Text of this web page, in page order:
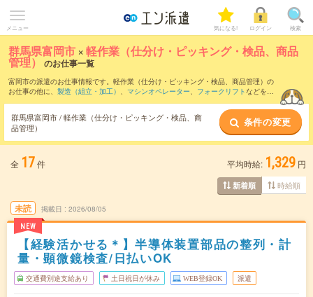
メニュー 気になる! ログイン 検索
群馬県富岡市 ×軽作業（仕分け・ピッキング・検品、商品
管理） のお仕事一覧
富岡市の派遣のお仕事情報です。軽作業（仕分け・ピッキング・検品、商品管理）の
お仕事の他に、 製造（組立・加工） 、 マシンオペレーター、 フォークリフトなどを取
軽作業（仕分け・ピッキング・検品、商品
管理）のお仕事とは？とは？
群馬県富岡市 / 軽作業（仕分け・ピッキング・検品、商
品管理）
条件の変更
全 17件 平均時給: 1,329 円
新着順 時給順
未読
NEW
掲載日 2026/08/05
【経験活かせる＊】半導体装置部品の整列・計
量・顕微鏡検査/日払いOK
交通費別途支給あり 土日祝日が休み WEB登録OK 派遣